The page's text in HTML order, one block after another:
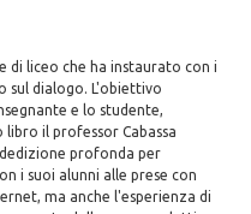
di liceo che ha instaurato con i
sul dialogo. L'obiettivo
e lo studente,
il professor Cabassa
profonda per
i suoi alunni alle prese con
ma anche l'esperienza di